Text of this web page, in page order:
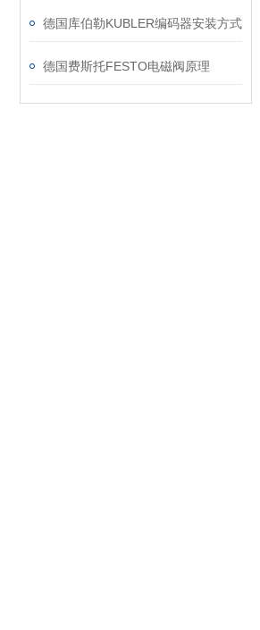
德国库伯勒KUBLER编码器安装方式
德国费斯托FESTO电磁阀原理